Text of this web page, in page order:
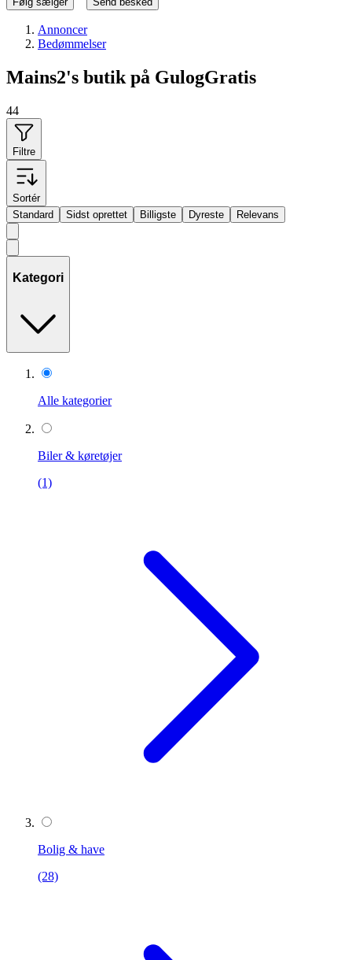
Annoncer
Bedømmelser
Mains2's butik på GulogGratis
44
Filtre
Sortér
Standard
Sidst oprettet Billigste Dyreste Relevans
Kategori
Alle kategorier
Biler & køretøjer
(1)
Bolig & have
(28)